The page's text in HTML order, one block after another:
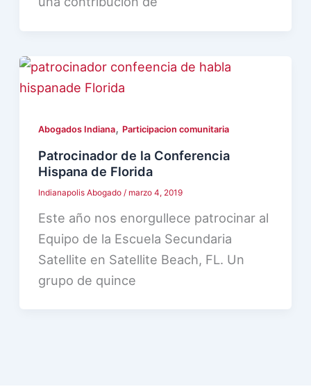
Abogados Indiana, Participacion comunitaria
Patrocinador de la Conferencia
Hispana de Florida
Indianapolis Abogado/ marzo 4, 2019
Este año nos enorgullece patrocinar al
Equipo de la Escuela Secundaria
Satellite en Satellite Beach, FL. Un
grupo de quince